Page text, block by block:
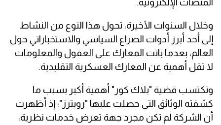
وخلال السنوات الأخيرة، تحول هذا النوع من النشاط
إلى أحد أبرز أدوات الصراع السياسي والاستخباراتي حول
العالم، بعدما باتت المعارك على العقول والمعلومات
لا تقل أهمية عن المعارك العسكرية التقليدية.
وتكتسب قضية "بلاك كور" أهمية أكبر بسبب ما
كشفته الوثائق التي حصلت عليها "رويترز"؛ إذ أظهرت
أن الشركة لم تكن مجرد جهة تعرض خدمات نظرية،